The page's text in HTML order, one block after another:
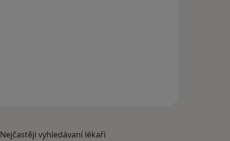
Nejčastěji vyhledávaní lékaři